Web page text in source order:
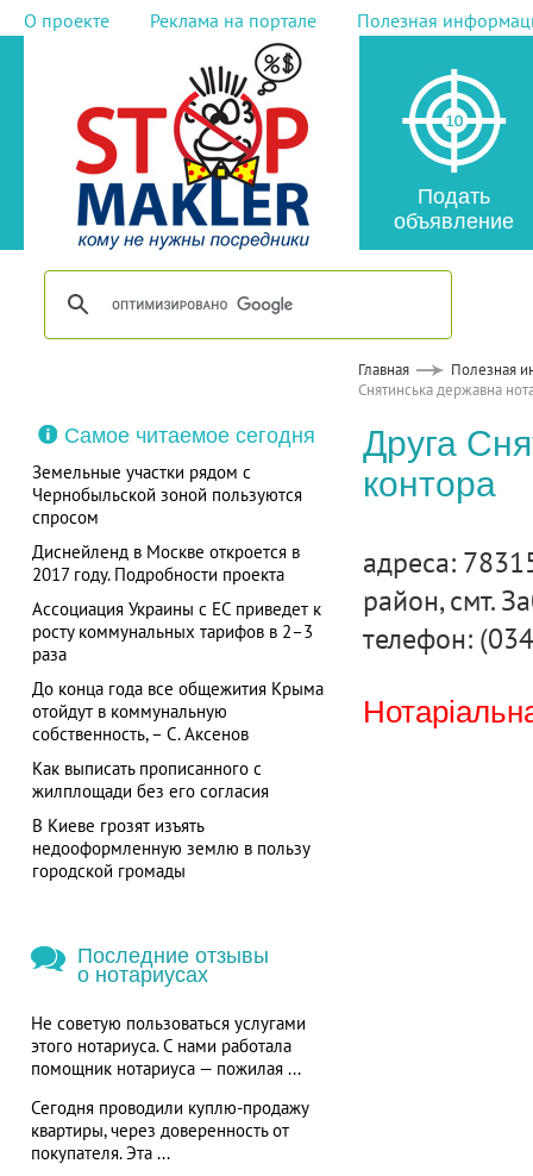
О проекте Реклама на портале Полезная
Подать
объявление
Главная
Полезная
Снятинська державна
Самое читаемое сегодня
Земельные участки рядом с
Чернобыльской зоной пользуются
спросом
Диснейленд в Москве откроется в
2017 году. Подробности проекта
Ассоциация Украины с ЕС приведет к
росту коммунальных тарифов в 2–3
раза
До конца года все общежития Крыма
отойдут в коммунальную
собственность, – С. Аксенов
Как выписать прописанного с
жилплощади без его согласия
В Киеве грозят изъять
недооформленную землю в пользу
городской громады
Последние отзывы
о нотариусах
Не советую пользоваться услугами
этого нотариуса. С нами работала
помощник нотариуса — пожилая ...
Сегодня проводили куплю-продажу
квартиры, через доверенность от
покупателя. Эта ...
Друга
контора
адреса:
район, смт.
телефон: